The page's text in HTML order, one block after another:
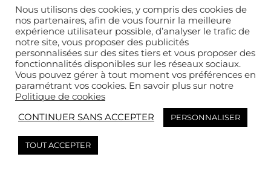
Les occasions pour déguster du champagne
Pour les particuliers
Pour les entreprises
Copyright 2022 © tous droits réservés. Champmarket.
Nous utilisons des cookies, y compris des cookies de
nos partenaires, afin de vous fournir la meilleure
expérience utilisateur possible, d’analyser le trafic de
notre site, vous proposer des publicités
personnalisées sur des sites tiers et vous proposer des
fonctionnalités disponibles sur les réseaux sociaux.
Vous pouvez gérer à tout moment vos préférences en
paramétrant vos cookies. En savoir plus sur notre
Politique de cookies
CONTINUER SANS ACCEPTER
PERSONNALISER
TOUT ACCEPTER